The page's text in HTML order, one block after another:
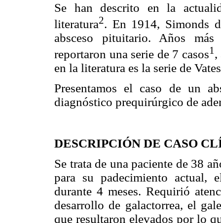
Se han descrito en la
literatura2. En 1914, Simonds
absceso pituitario. Años
reportaron una serie de 7 casos1 ,
en la literatura es la serie de
Presentamos el caso de un
diagnóstico prequirúrgico de
DESCRIPCIÓN DE CASO
Se trata de una paciente de 38
para su padecimiento actual,
durante 4 meses. Requirió
desarrollo de galactorrea, el
que resultaron elevados por lo